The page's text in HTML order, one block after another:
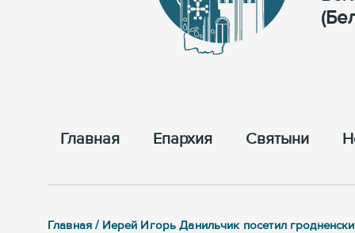
Главная Епархия Cвятыни
Главная / Иерей Игорь Данильчик посетил